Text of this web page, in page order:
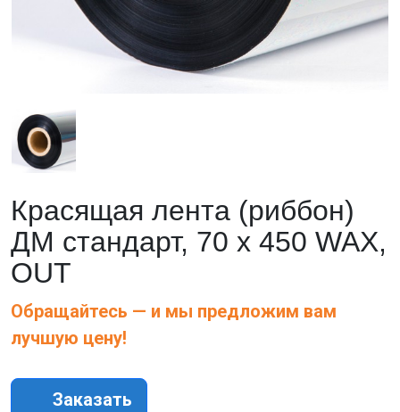
Красящая лента (риббон)
ДМ стандарт, 70 х 450 WAX,
OUT
Обращайтесь — и мы предложим вам
лучшую цену!
Заказать